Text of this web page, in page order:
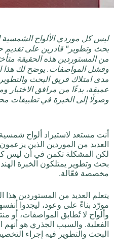
ليس كل موردي الألواح الشمسية
بحث وتطوير" قادرين على
من المستوردين هذه الحقيقة
وفشل المواصفات. يوضح لك هذا
مدى امتلاك فريق البحث
عميقة، بدءًا من مرافق الاختبار
وصولًا إلى الخبرة في تطبيقات
أنت مستعد لاستيراد ألواح
العديد من الموردين الذين
لكن المشكلة تكمن في أن ليس
بحث وتطوير يمتلكون الخبرة
مخصصة فعّالة.
يتعلم العديد من المستوردين
مورّد بناءً على وعود، ليجدوا
وألواح لا تُطابق المواصفات،
الفعلية. والسبب الجذري هو أنهم
البحث والتطوير فيه إجراء